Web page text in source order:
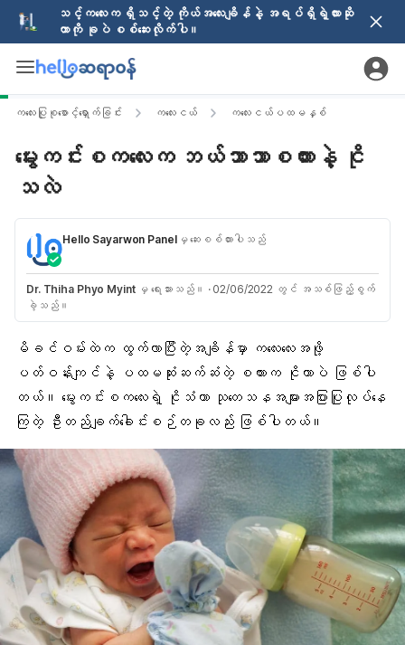
သင့်ကလေးက ရှိသင့်တဲ့ ကိုယ်အလေးချိန်နဲ့ အရပ်ရှိရဲ့လားဆို
တာကို ခုပဲ စစ်ဆေးလိုက်ပါ။
ကလေးပြုစုစောင့်ရှောက်ခြင်း ကလေးငယ် ကလေးငယ်ပထမနှစ်
မွေးကင်းစကလေးက ဘယ်ဘာသာစကားနဲ့ ငို
သလဲ
Hello Sayarwon Panelမှ ဆေးစစ်ထားပါသည်
Dr. Thiha Phyo Myintမှ ရေးသားသည်။ · 02/06/2022 တွင် အသစ်ဖြည့်စွက်
ခဲ့သည်။
မိခင်ဝမ်းထဲက ထွက်လာပြီးတဲ့အချိန်မှာ ကလေးလေးအဖို့
ပတ်ဝန်းကျင်နဲ့ ပထမဆုံးဆက်ဆံတဲ့ စကားက ငိုတာပဲ ဖြစ်ပါ
တယ်။ မွေးကင်းစကလေးရဲ့ ငိုသံဟာ သုတေသနအများအပြားပြုလုပ်နေ
ကြတဲ့ ဦးတည်ချက်ခေါင်းစဉ်တခုလည်း ဖြစ်ပါတယ်။